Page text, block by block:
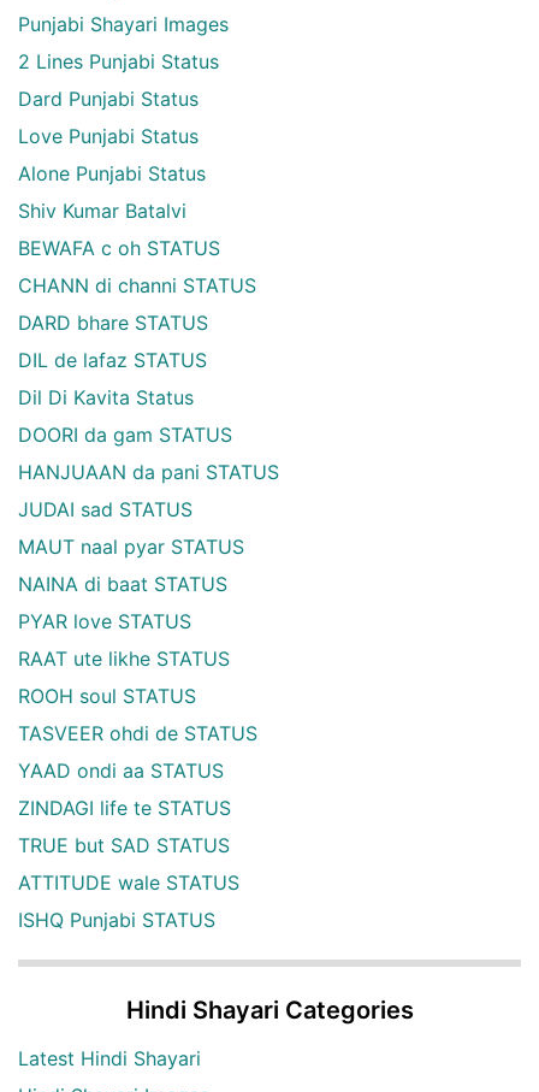
Punjabi Shayari Images
2 Lines Punjabi Status
Dard Punjabi Status
Love Punjabi Status
Alone Punjabi Status
Shiv Kumar Batalvi
BEWAFA c oh STATUS
CHANN di channi STATUS
DARD bhare STATUS
DIL de lafaz STATUS
Dil Di Kavita Status
DOORI da gam STATUS
HANJUAAN da pani STATUS
JUDAI sad STATUS
MAUT naal pyar STATUS
NAINA di baat STATUS
PYAR love STATUS
RAAT ute likhe STATUS
ROOH soul STATUS
TASVEER ohdi de STATUS
YAAD ondi aa STATUS
ZINDAGI life te STATUS
TRUE but SAD STATUS
ATTITUDE wale STATUS
ISHQ Punjabi STATUS
Hindi Shayari Categories
Latest Hindi Shayari